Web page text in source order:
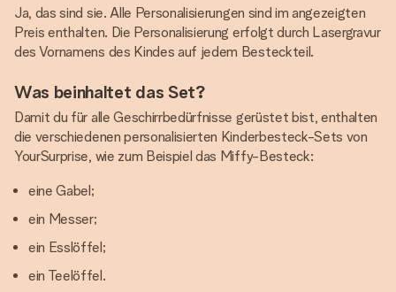
Ja, das sind sie. Alle Personalisierungen sind im angezeigten
Preis enthalten. Die Personalisierung erfolgt durch Lasergravur
des Vornamens des Kindes auf jedem Besteckteil.
Was beinhaltet das Set?
Damit du für alle Geschirrbedürfnisse gerüstet bist, enthalten
die verschiedenen personalisierten Kinderbesteck-Sets von
YourSurprise, wie zum Beispiel das Miffy-Besteck:
eine Gabel;
ein Messer;
ein Esslöffel;
ein Teelöffel.